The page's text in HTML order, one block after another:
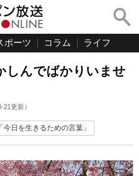
ポーツ コラム ライフ
しんでばかりいませ
21更新）
今日を生きるための言葉」